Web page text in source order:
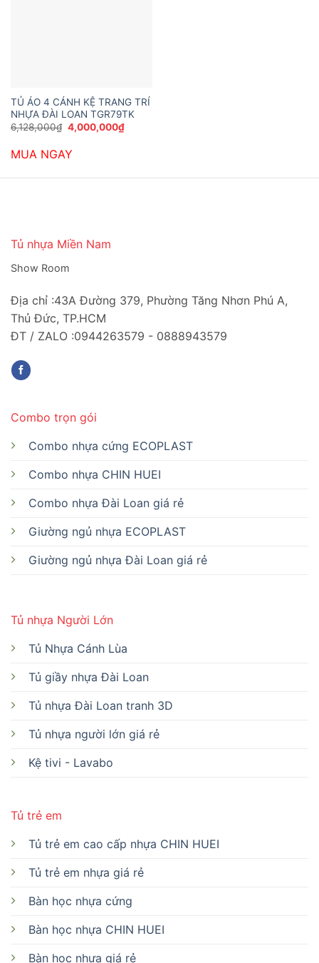
TỦ ÁO 4 CÁNH KỆ TRANG TRÍ
NHỰA ĐÀI LOAN TGR79TK
6,128,000₫ Giá
gốc
6,128,000₫.
4,000,000₫Giá
hiện
MUA NGAY
Tủ nhựa Miền Nam
Show Room
Địa chỉ :43A Đường 379, Phường Tăng Nhơn Phú A,
Thủ Đức, TP.HCM
ĐT / ZALO :0944263579 - 0888943579
Tủ nhựa Người Lớn
Tủ Nhựa Cánh Lùa
Tủ giầy nhựa Đài Loan
Tủ nhựa Đài Loan tranh 3D
Tủ nhựa người lớn giá rẻ
Kệ tivi - Lavabo
Tủ trẻ em
Tủ trẻ em cao cấp nhựa CHIN HUEI
Tủ trẻ em nhựa giá rẻ
Bàn học nhựa cứng
Bàn học nhựa CHIN HUEI
Bàn học nhựa giá rẻ
Combo trọn gói
Combo nhựa cứng ECOPLAST
Combo nhựa CHIN HUEI
Combo nhựa Đài Loan giá rẻ
Giường ngủ nhựa ECOPLAST
Giường ngủ nhựa Đài Loan giá rẻ